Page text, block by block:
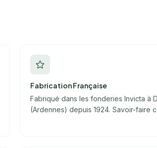
Fabrication Française
Fabriqué dans les fonderies Invicta à
(Ardennes) depuis 1924. Savoir-faire